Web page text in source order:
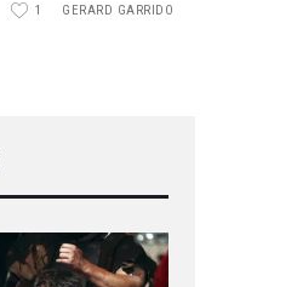
1 GERARD GARRIDO